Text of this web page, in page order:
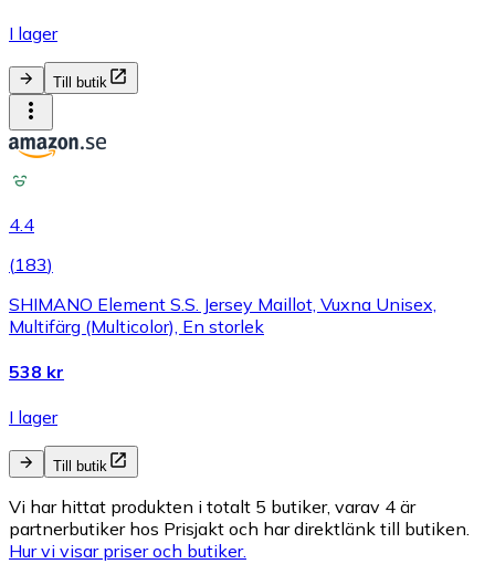
I lager
Till butik
4.4
(183)
SHIMANO Element S.S. Jersey Maillot, Vuxna Unisex,
Multifärg (Multicolor), En storlek
538 kr
I lager
Till butik
Vi har hittat produkten i totalt 5 butiker, varav 4 är
partnerbutiker hos Prisjakt och har direktlänk till butiken.
Hur vi visar priser och butiker.